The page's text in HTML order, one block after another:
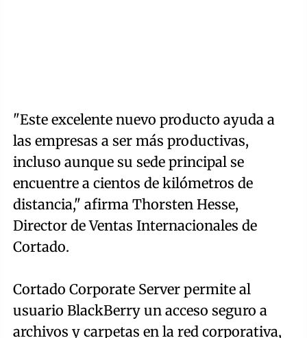
"Este excelente nuevo producto ayuda a
las empresas a ser más productivas,
incluso aunque su sede principal se
encuentre a cientos de kilómetros de
distancia," afirma Thorsten Hesse,
Director de Ventas Internacionales de
Cortado.
Cortado Corporate Server permite al
usuario BlackBerry un acceso seguro a
archivos y carpetas en la red corporativa,